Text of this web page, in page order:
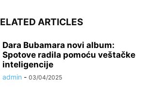
ARTICLES
Dara Bubamara novi album:
Spotove radila pomoću veštačke
inteligencije
admin - 03/04/2025